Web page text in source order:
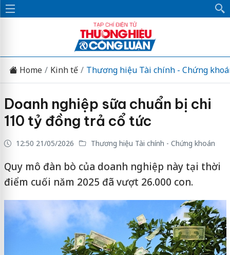
Home Kinh tế Thương hiệu Tài chính - Chứng
Doanh nghiệp sữa chuẩn bị chi
110 tỷ đồng trả cổ tức
12:50 21/05/2026 Thương hiệu Tài chính - Chứng khoán
Quy mô đàn bò của doanh nghiệp này tại thời
điểm cuối năm 2025 đã vượt 26.000 con.